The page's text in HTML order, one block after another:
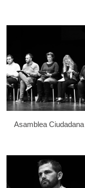
Asamblea Ciudadana